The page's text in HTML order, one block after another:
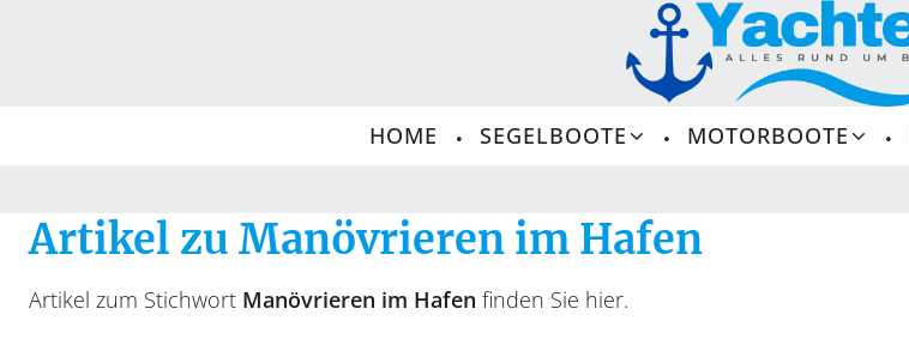
HOME SEGELBOOTE MOTORBOOTE
Artikel zu Manövrieren im Hafen
Artikel zum Stichwort Manövrieren im Hafen finden Sie hier.